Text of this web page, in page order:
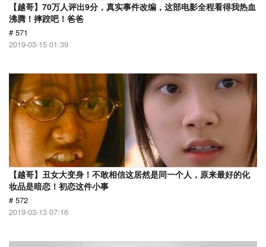
【越哥】70万人评出9分，真实事件改编，这部电影全程看得我热血
沸腾！摔跤吧！爸爸
# 571
2019-03-15 01:39
【越哥】丑女大变身！不敢相信这居然是同一个人，原来最好的化
妆品是暗恋！初恋这件小事
# 572
2019-03-13 07:16